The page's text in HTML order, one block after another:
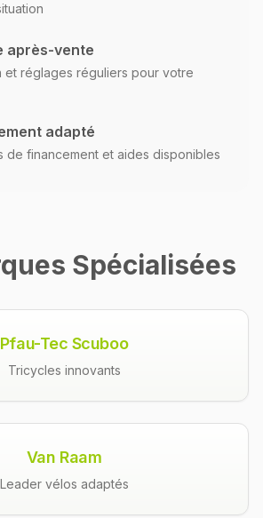
après-vente
et réglages réguliers pour votre
adapté
de financement et aides disponibles
Spécialisées
Pfau-Tec Scuboo
Tricycles innovants
Van Raam
Leader vélos adaptés